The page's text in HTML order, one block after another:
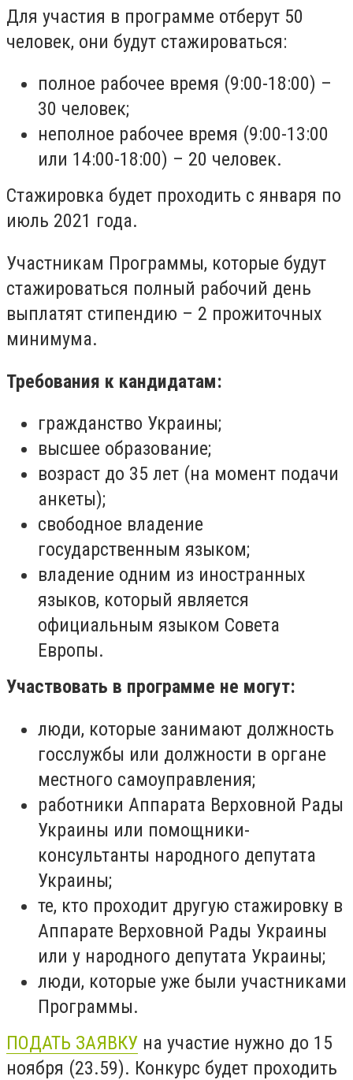
Для участия в программе отберут 50
человек, они будут стажироваться:
полное рабочее время (9:00-18:00) –
30 человек;
неполное рабочее время (9:00-13:00
или 14:00-18:00) – 20 человек.
Стажировка будет проходить с января по
июль 2021 года.
Участникам Программы, которые будут
стажироваться полный рабочий день
выплатят стипендию – 2 прожиточных
минимума.
Требования к кандидатам:
гражданство Украины;
высшее образование;
возраст до 35 лет (на момент подачи
анкеты);
свободное владение
государственным языком;
владение одним из иностранных
языков, который является
официальным языком Совета
Европы.
Участвовать в программе не могут:
люди, которые занимают должность
госслужбы или должности в органе
местного самоуправления;
работники Аппарата Верховной Рады
Украины или помощники-
консультанты народного депутата
Украины;
те, кто проходит другую стажировку в
Аппарате Верховной Рады Украины
или у народного депутата Украины;
люди, которые уже были участниками
Программы.
ПОДАТЬ ЗАЯВКУ на участие нужно до 15
ноября (23.59). Конкурс будет проходить